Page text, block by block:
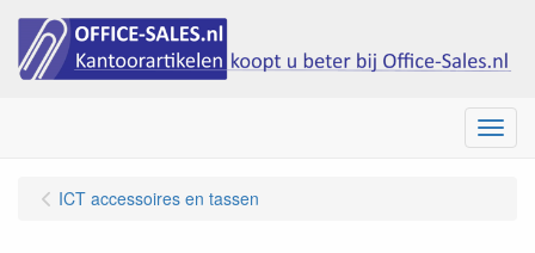
Menu
ICT accessoires en tassen